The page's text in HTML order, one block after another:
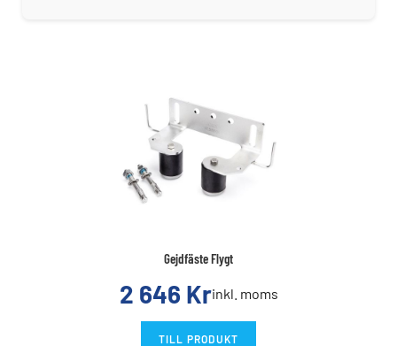
Gejdfäste Flygt
2 646 Krinkl. moms
TILL PRODUKT